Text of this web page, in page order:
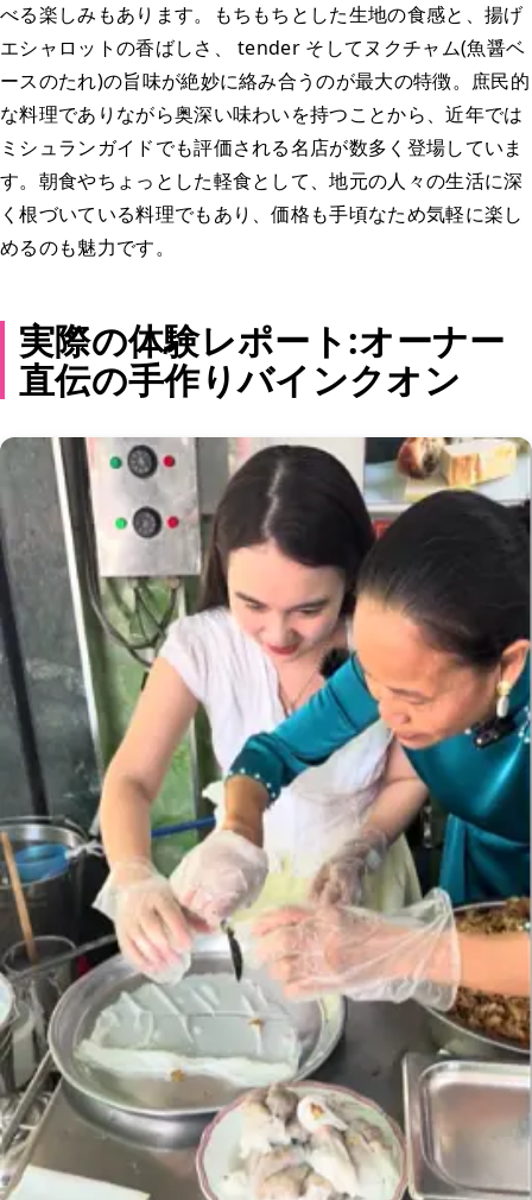
べる楽しみもあります。もちもちとした生地の食感と、揚げ
エシャロットの香ばしさ、 tender そしてヌクチャム(魚醤ベ
ースのたれ)の旨味が絶妙に絡み合うのが最大の特徴。庶民的
な料理でありながら奥深い味わいを持つことから、近年では
ミシュランガイドでも評価される名店が数多く登場していま
す。朝食やちょっとした軽食として、地元の人々の生活に深
く根づいている料理でもあり、価格も手頃なため気軽に楽し
めるのも魅力です。
実際の体験レポート:オーナー
直伝の手作りバインクオン